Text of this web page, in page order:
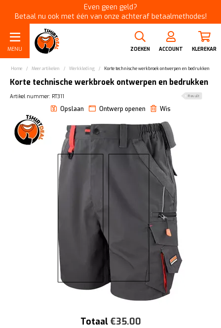
Even geen geld?
Betaal nu ook met één van onze achteraf betaalmethodes!
MENU ZOEKEN ACCOUNT KLEREKAR
Home / Meer artikelen / Werkkleding / Korte technische werkbroek ontwerpen en bedrukken
Korte technische werkbroek ontwerpen en bedrukken
Result
Artikel nummer: RT311
Opslaan Ontwerp openen Wis
Totaal €35.00